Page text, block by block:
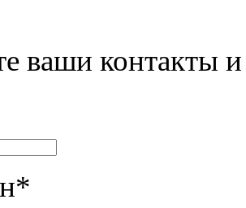
ваши контакты
*